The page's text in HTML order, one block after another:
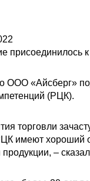
присоединилось
ООО «Айсберг»
(РЦК).
торговли
имеют хороший
продукции, –